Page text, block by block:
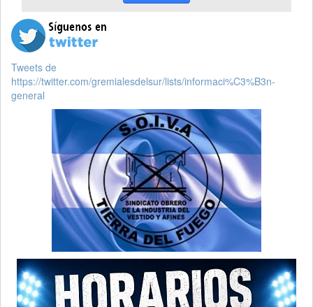
Tweets de
https://twitter.com/gremialesdelsur/lists/informaci%C3%B3n-
general